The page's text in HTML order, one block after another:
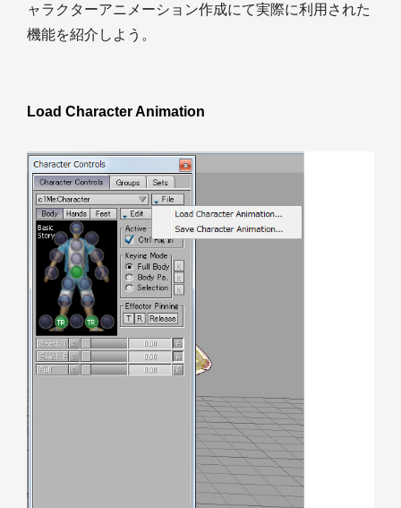
ャラクターアニメーション作成にて実際に利用された
機能を紹介しよう。
Load Character Animation